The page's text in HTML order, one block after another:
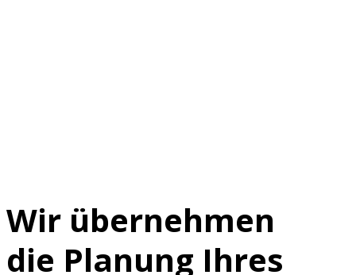
Wir übernehmen
die Planung Ihres